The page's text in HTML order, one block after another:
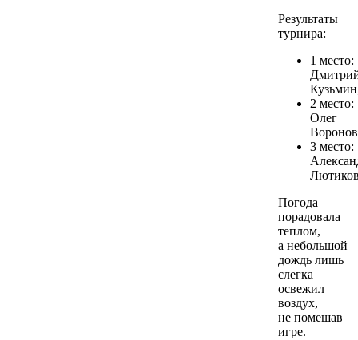
Результаты
турнира:
1 место:
2 место:
Олег
3 место:
Погода
порадовала
теплом,
а небольшой
дождь лишь
слегка
освежил
воздух,
не помешав
игре.